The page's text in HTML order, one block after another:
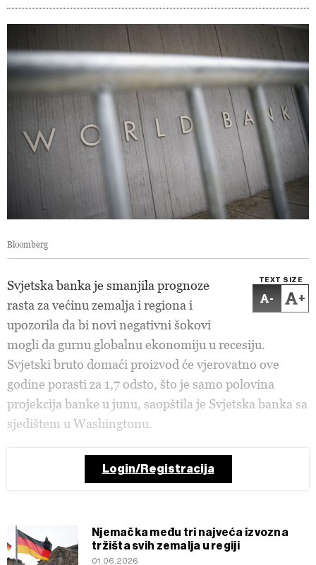
Bloomberg
TEXT SIZE
- +
Svjetska banka je smanjila prognoze
rasta za većinu zemalja i regiona i
upozorila da bi novi negativni šokovi
mogli da gurnu globalnu ekonomiju u recesiju.
Svjetski bruto domaći proizvod će vjerovatno ove
godine porasti za 1,7 odsto, što je samo polovina
projekcija banke u junu, saopštila je Svjetska banka sa
sjedištem u Washingtonu.
Login/Registracija
Njemačka među tri najveća izvozna
tržišta svih zemalja u regiji
01.06.2026